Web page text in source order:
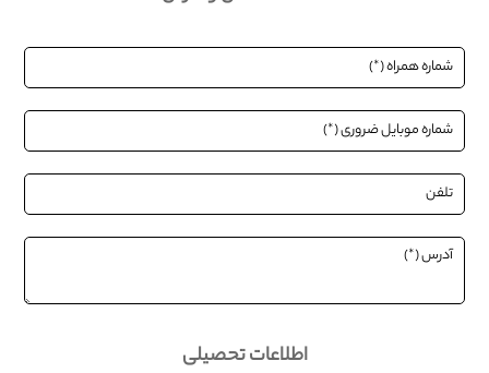
اطلاعات تحصیلی